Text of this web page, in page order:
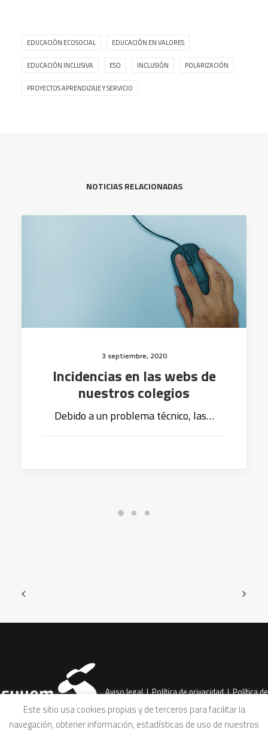
EDUCACIÓN ECOSOCIAL EDUCACIÓN EN VALORES
EDUCACIÓN INCLUSIVA ESO INCLUSIÓN POLARIZACIÓN
PROYECTOS APRENDIZAJE Y SERVICIO
NOTICIAS RELACIONADAS
3 septiembre, 2020
Incidencias en las webs de
nuestros colegios
Debido a un problema técnico, las…
Aviso legal|Política de privacidad|Política de
Este sitio usa cookies propias y de terceros para facilitar la
navegación, obtener información, estadísticas de uso de nuestros